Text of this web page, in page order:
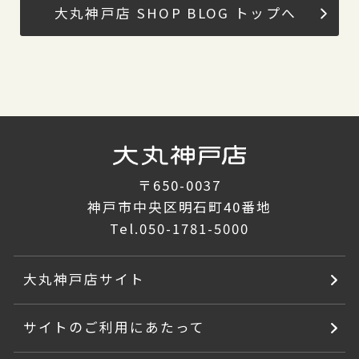
大丸神戸店 SHOP BLOG トップへ
〒650-0037
神戸市中央区明石町40番地
Tel.050-1781-5000
大丸神戸店サイト
サイトのご利用にあたって